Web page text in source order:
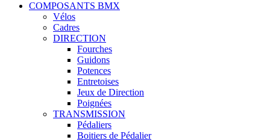
COMPOSANTS BMX
Vélos
Cadres
DIRECTION
Fourches
Guidons
Potences
Entretoises
Jeux de Direction
Poignées
TRANSMISSION
Pédaliers
Boitiers de Pédalier